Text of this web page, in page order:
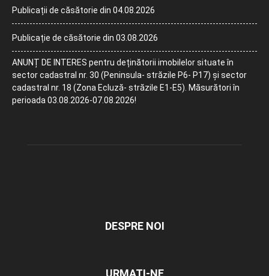
Publicații de căsătorie din 04.08.2026
Publicație de căsătorie din 03.08.2026
ANUNȚ DE INTERES pentru deținătorii imobilelor situate în
sector cadastral nr. 30 (Peninsula- străzile P6- P17) și sector
cadastral nr. 18 (Zona Ecluză- străzile E1-E5). Măsurători în
perioada 03.08.2026-07.08.2026!
DESPRE NOI
URMAȚI-NE